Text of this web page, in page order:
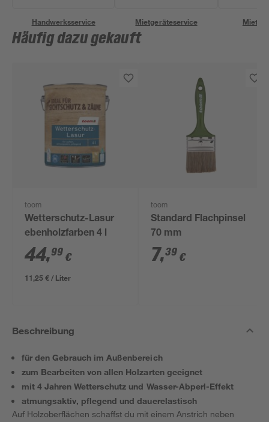
Handwerksservice Mietgeräteservice
Häufig dazu gekauft
toom
Wetterschutz-Lasur
ebenholzfarben 4 l
44,99 €
11,25 € / Liter
toom
Standard Flachpinsel
70 mm
7,39 €
Beschreibung
für den Gebrauch im Außenbereich
zum Bearbeiten von allen Holzarten geeignet
mit 4 Jahren Wetterschutz und Wasser-Abperl-Effekt
atmungsaktiv, pflegend und dauerelastisch
Auf Holzoberflächen schaffst du mit einem Anstrich neben